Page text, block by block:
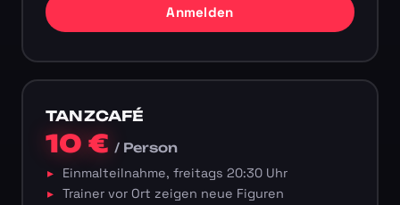
Anmelden
TANZCAFÉ
10 €/ Person
Einmalteilnahme, freitags 20:30 Uhr
Trainer vor Ort zeigen neue Figuren